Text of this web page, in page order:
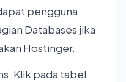
pengguna
Databases jika
Hostinger.
Klik pada tabel